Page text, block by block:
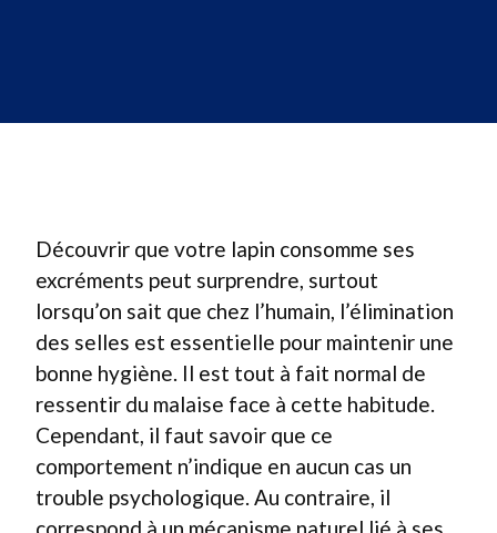
Découvrir que votre lapin consomme ses
excréments peut surprendre, surtout
lorsqu’on sait que chez l’humain, l’élimination
des selles est essentielle pour maintenir une
bonne hygiène. Il est tout à fait normal de
ressentir du malaise face à cette habitude.
Cependant, il faut savoir que ce
comportement n’indique en aucun cas un
trouble psychologique. Au contraire, il